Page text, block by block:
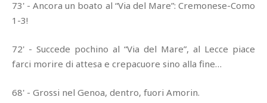
73' - Ancora un boato al “Via del Mare”: Cremonese-Como
1-3!
72' - Succede pochino al “Via del Mare”, al Lecce piace
farci morire di attesa e crepacuore sino alla fine…
68' - Grossi nel Genoa, dentro, fuori Amorin.